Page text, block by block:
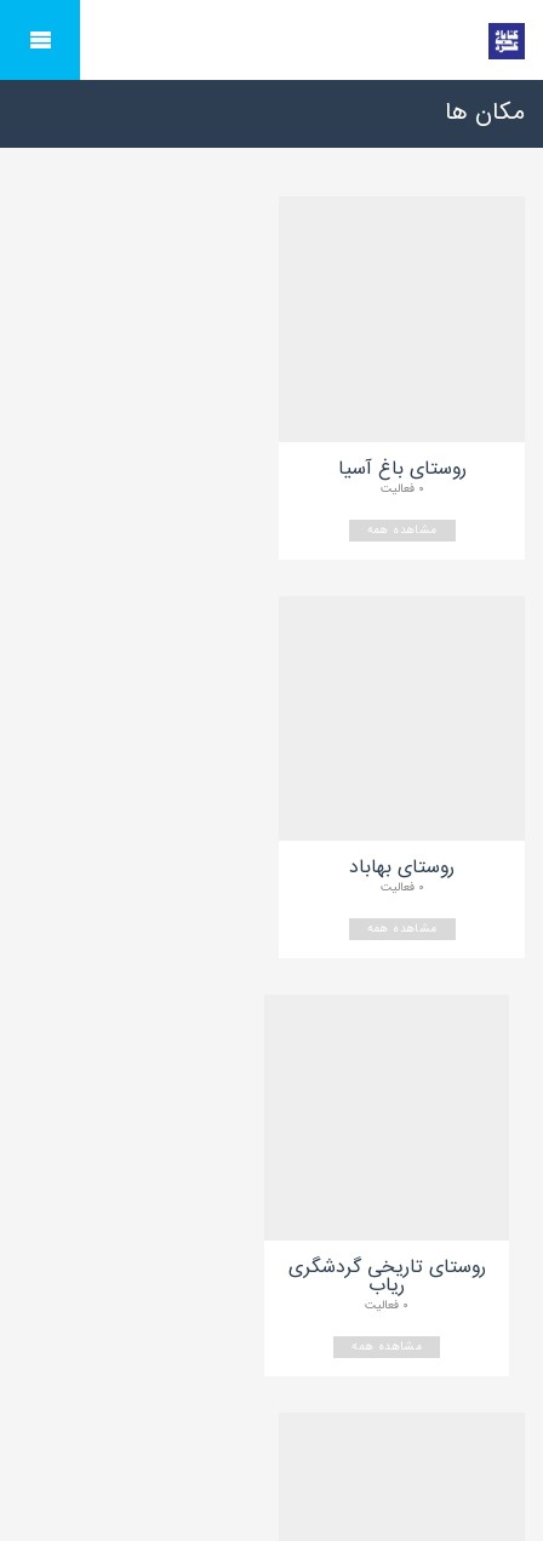
مکان ها
روستای باغ آسیا
۰ فعالیت
مشاهده همه
روستای بهاباد
۰ فعالیت
مشاهده همه
روستای تاریخی گردشگری
ریاب
۰ فعالیت
مشاهده همه